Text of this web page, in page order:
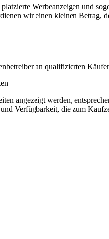
Werbeanzeigen und
wir einen kleinen Betrag,
an qualifizierten
angezeigt werden,
Verfügbarkeit, die zum